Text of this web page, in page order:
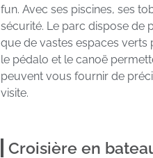
fun. Avec ses piscines, ses
sécurité. Le parc dispose de
que de vastes espaces verts
le pédalo et le canoë
peuvent vous fournir de
visite.
Croisière en